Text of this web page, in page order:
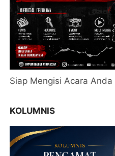
Siap Mengisi Acara Anda
KOLUMNIS